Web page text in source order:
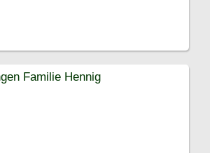
Familie Hennig